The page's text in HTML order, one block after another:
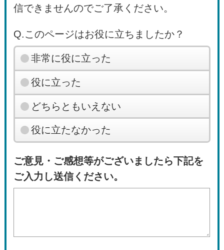
信できませんのでご了承ください。
Q.このページはお役に立ちましたか？
非常に役に立った
役に立った
どちらともいえない
役に立たなかった
ご意見・ご感想等がございましたら下記を
ご入力し送信ください。